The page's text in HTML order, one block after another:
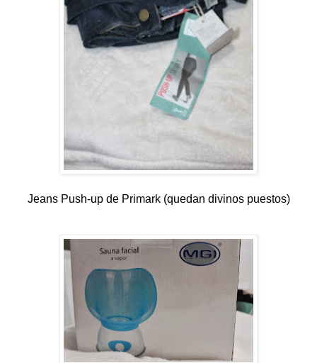
Jeans Push-up de Primark (quedan divinos puestos)